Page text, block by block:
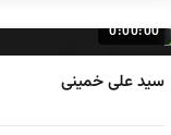
0:00:00
سید علی خمینی